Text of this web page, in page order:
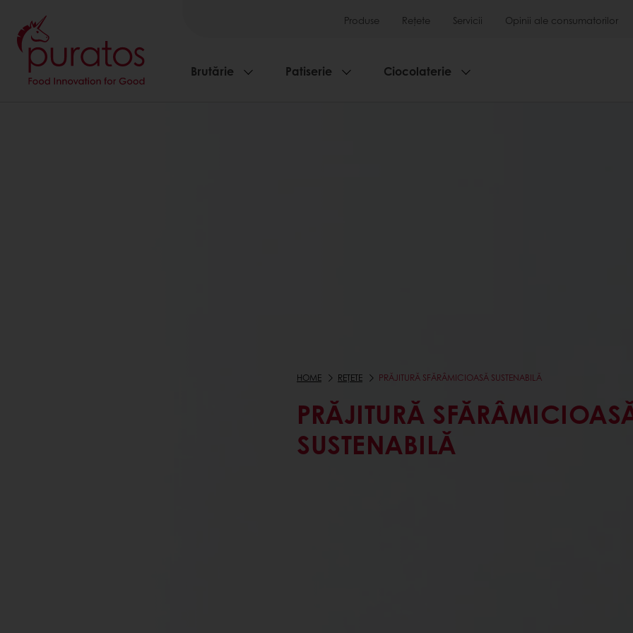
Produse Rețete Servicii Opinii ale consumatorilor
Brutărie Patiserie Ciocolaterie
HOME REȚETE PRĂJITURĂ SFĂRÂMICIOASĂ SUSTENABILĂ
PRĂJITURĂ
SUSTENABILĂ